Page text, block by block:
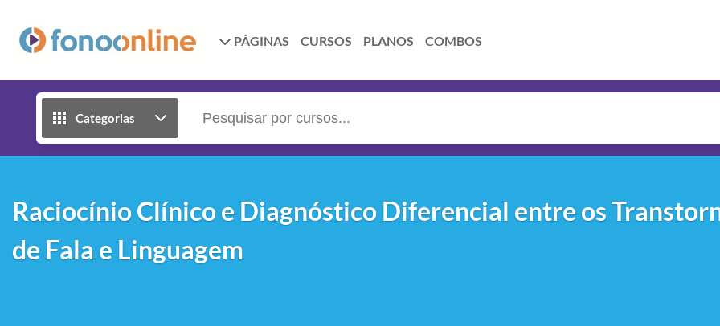
PÁGINAS CURSOS PLANOS COMBOS
Categorias
Raciocínio Clínico e Diagnóstico Diferencial entre os
de Fala e Linguagem